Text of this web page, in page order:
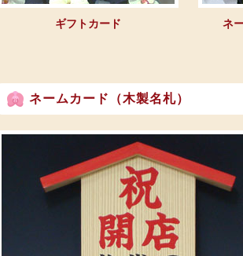
ギフトカード ネ
ネームカード（木製名札）